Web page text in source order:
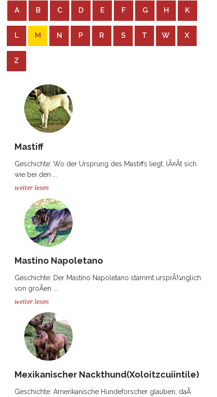
A B C D E F G H K
L M N P R S T W X
Z
Mastiff
Geschichte: Wo der Ursprung des Mastiffs liegt, lÃ¤Ãt sich
wie bei den ...
weiter lesen
Mastino Napoletano
Geschichte: Der Mastino Napoletano stammt ursprÃ¼nglich
von groÃen ...
weiter lesen
Mexikanischer Nackthund(Xoloitzcuiintile)
Geschichte: Amerikanische Hundeforscher glauben, daÃ